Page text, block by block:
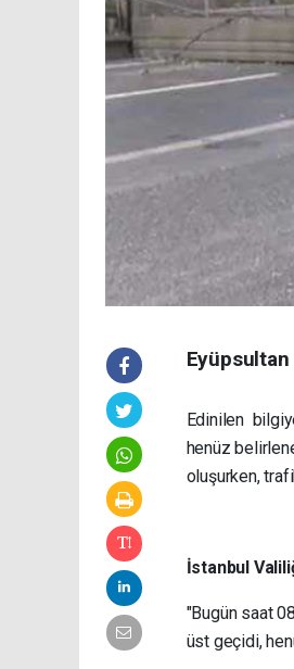
Eyüpsultan
Edinilen
henüz
oluşurken,
İstanbul
"Bugün saat
üst geçidi,